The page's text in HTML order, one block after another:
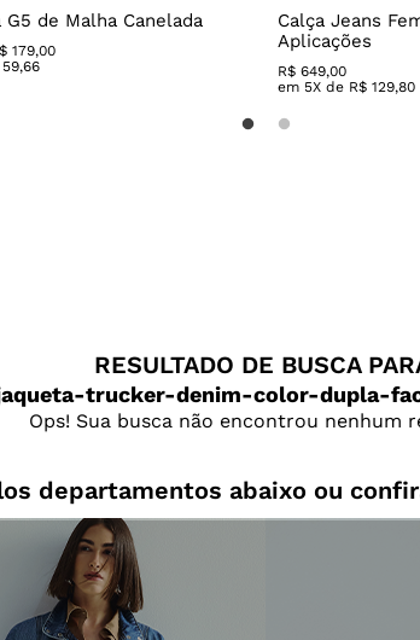
G5 de Malha Canelada
179,00
59,66
Calça Jeans
Aplicações
R$ 649,00
em 5X de R$ 129,80
RESULTADO DE BUSCA
trucker-denim-color-dupla-
Ops! Sua busca não encontrou nenhum
departamentos abaixo ou